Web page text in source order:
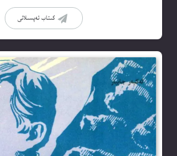
كىتاب تەپسىلاتى